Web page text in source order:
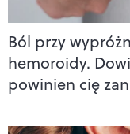
Ból przy
hemoroidy.
powinien cię